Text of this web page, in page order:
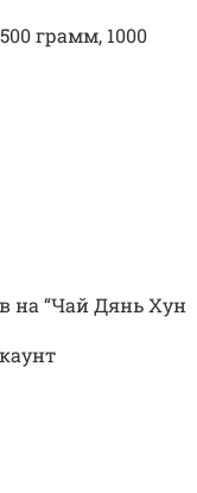
грамм, 1000
на “Чай Дянь Хун